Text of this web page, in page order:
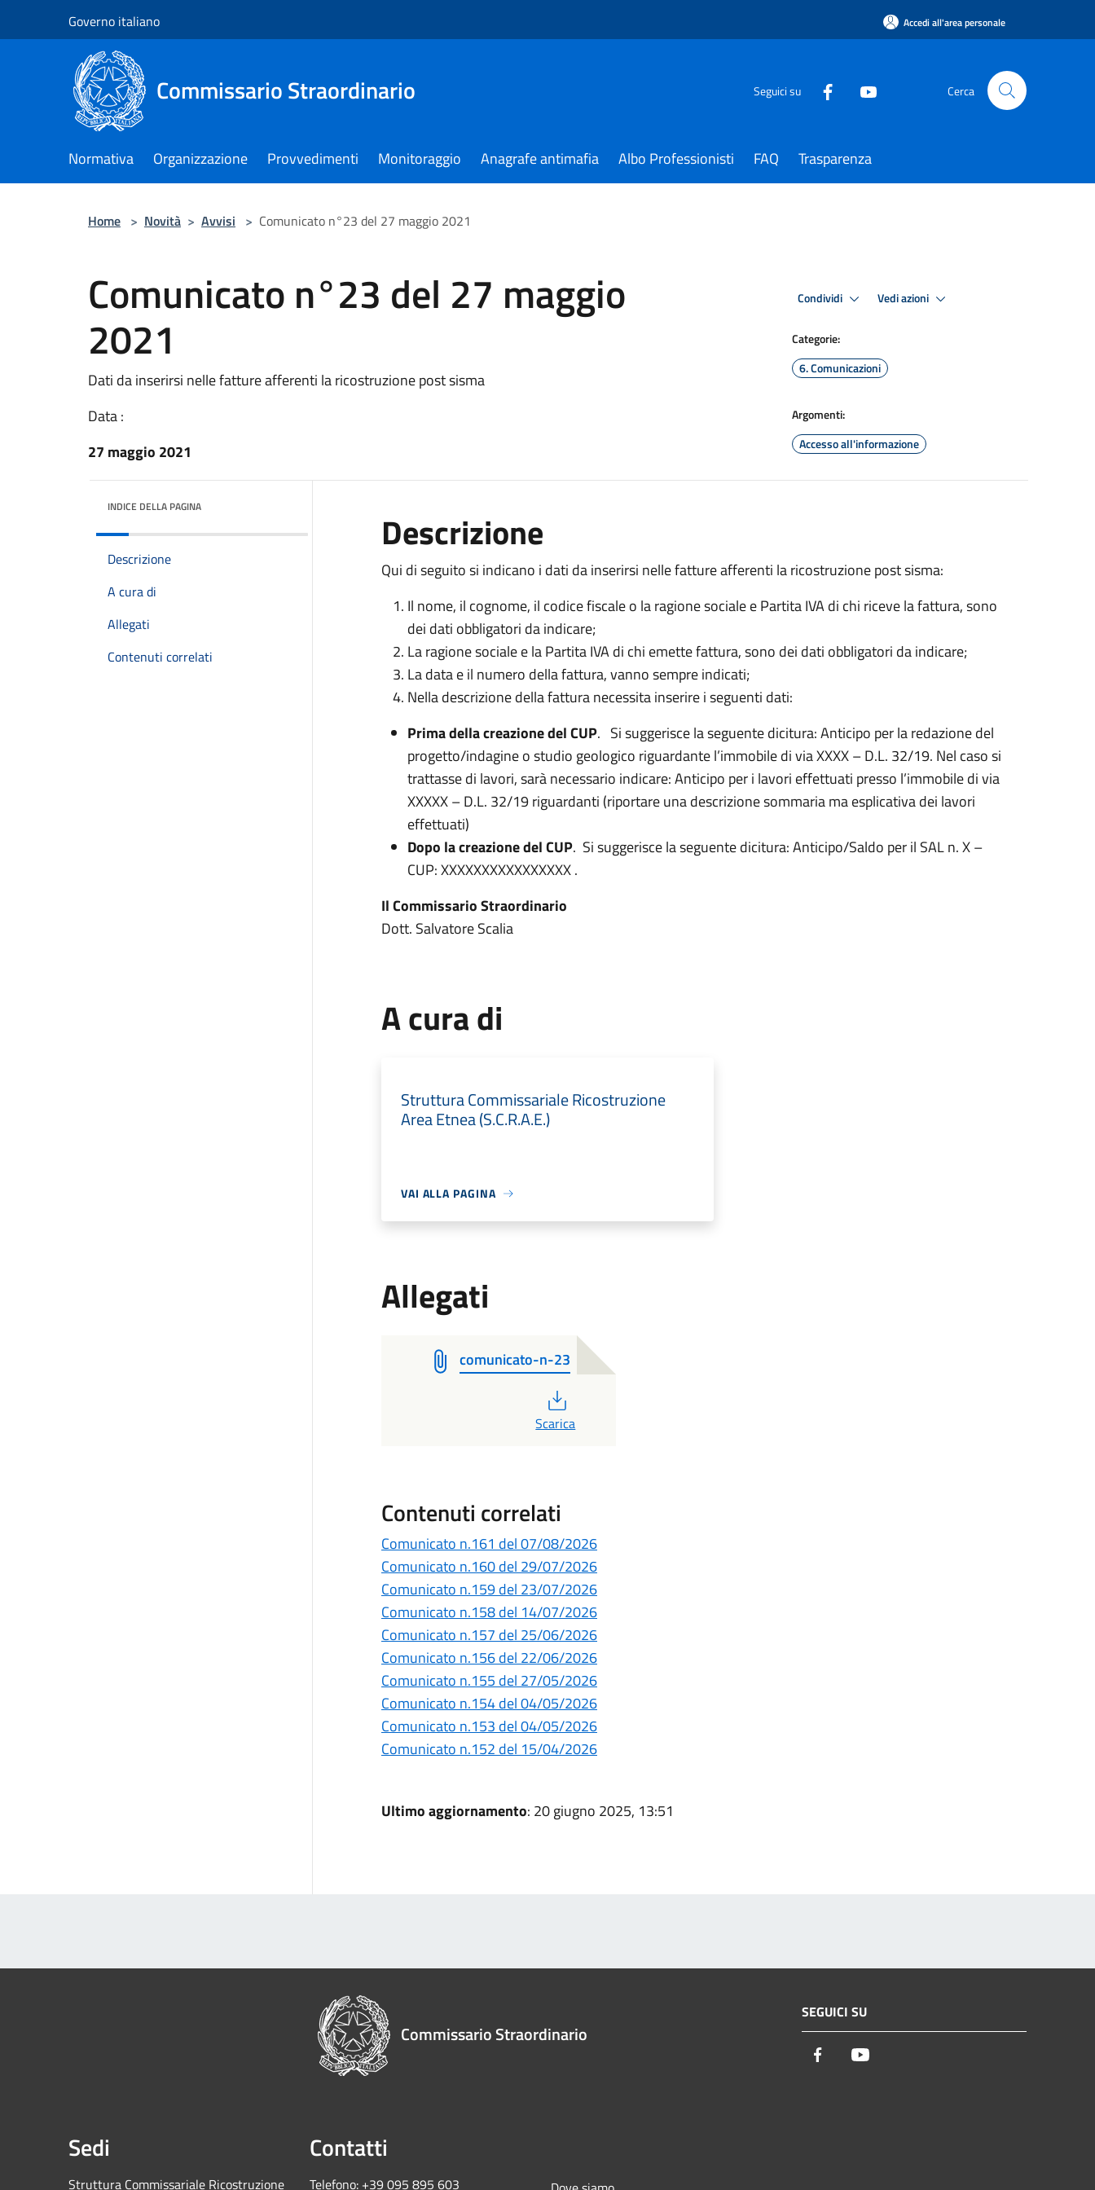
Governo italiano Accedi all'area personale
Commissario Straordinario Seguici su Cerca
Normativa Organizzazione Provvedimenti Monitoraggio Anagrafe antimafia Albo Professionisti FAQ Trasparenza
Home > Novità > Avvisi > Comunicato n°23 del 27 maggio 2021
Comunicato n°23 del 27 maggio
2021
Dati da inserirsi nelle fatture afferenti la ricostruzione post sisma
Data :
27 maggio 2021
Condividi Vedi azioni
Categorie:
6. Comunicazioni
Argomenti:
Accesso all'informazione
INDICE DELLA PAGINA
Descrizione
A cura di
Allegati
Contenuti correlati
Descrizione
Qui di seguito si indicano i dati da inserirsi nelle fatture afferenti la ricostruzione post sisma:
Il nome, il cognome, il codice fiscale o la ragione sociale e Partita IVA di chi riceve la fattura, sono
dei dati obbligatori da indicare;
La ragione sociale e la Partita IVA di chi emette fattura, sono dei dati obbligatori da indicare;
La data e il numero della fattura, vanno sempre indicati;
Nella descrizione della fattura necessita inserire i seguenti dati:
Prima della creazione del CUP. Si suggerisce la seguente dicitura: Anticipo per la redazione del
progetto/indagine o studio geologico riguardante l’immobile di via XXXX – D.L. 32/19. Nel caso si
trattasse di lavori, sarà necessario indicare: Anticipo per i lavori effettuati presso l’immobile di via
XXXXX – D.L. 32/19 riguardanti (riportare una descrizione sommaria ma esplicativa dei lavori
effettuati)
Dopo la creazione del CUP. Si suggerisce la seguente dicitura: Anticipo/Saldo per il SAL n. X –
CUP: XXXXXXXXXXXXXXXX .
Il Commissario Straordinario
Dott. Salvatore Scalia
A cura di
Struttura Commissariale Ricostruzione
Area Etnea (S.C.R.A.E.)
VAI ALLA PAGINA
Allegati
comunicato-n-23
Scarica
Contenuti correlati
Comunicato n.161 del 07/08/2026
Comunicato n.160 del 29/07/2026
Comunicato n.159 del 23/07/2026
Comunicato n.158 del 14/07/2026
Comunicato n.157 del 25/06/2026
Comunicato n.156 del 22/06/2026
Comunicato n.155 del 27/05/2026
Comunicato n.154 del 04/05/2026
Comunicato n.153 del 04/05/2026
Comunicato n.152 del 15/04/2026
Ultimo aggiornamento: 20 giugno 2025, 13:51
Commissario Straordinario
SEGUICI SU
Facebook
Sedi
Struttura Commissariale Ricostruzione
Contatti
Telefono: +39 095 895 603